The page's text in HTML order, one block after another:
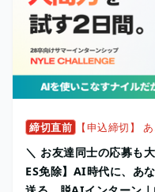
締切直前 【申込締切】
＼ お友達同士の応募も
ES免除】AI時代に、あ